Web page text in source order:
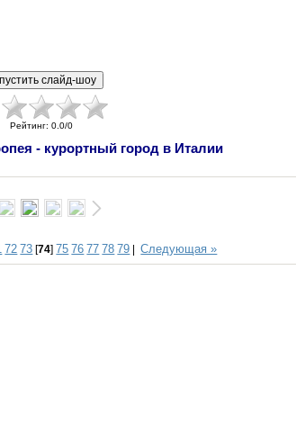
Рейтинг: 0.0/0
- курортный город в Италии
72 73 [74]75 76 77 78 79 |Следующая »